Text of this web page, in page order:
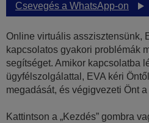
Csevegés a WhatsApp-on
Online virtuális asszisztensünk,
kapcsolatos gyakori problémák
segítséget. Amikor kapcsolatba
ügyfélszolgálattal, EVA kéri
megadását, és végigvezeti Önt
Kattintson a „Kezdés” gombra